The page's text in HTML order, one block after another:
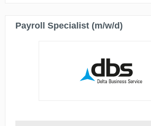
Payroll Specialist (m/w/d)